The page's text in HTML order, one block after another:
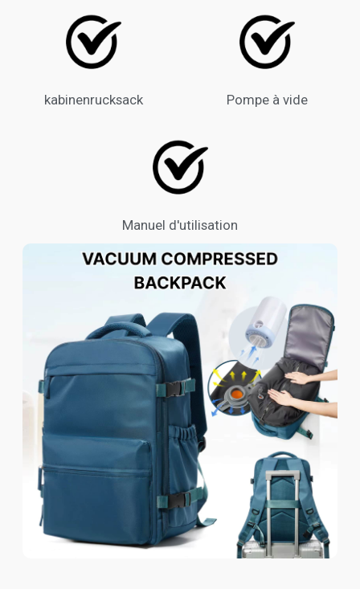
kabinenrucksack Pompe à vide
Manuel d'utilisation